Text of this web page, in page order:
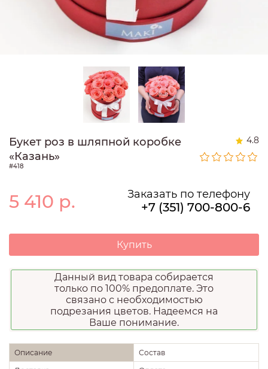
Букет роз в шляпной коробке
«Казань»
4.8
#418
5 410 р. Заказать по телефону
+7 (351) 700-800-6
Купить
Данный вид товара собирается
только по 100% предоплате. Это
связано с необходимостью
подрезания цветов. Надеемся на
Ваше понимание.
Описание
Состав